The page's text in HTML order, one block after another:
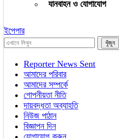
যানবাহন ও যোগাযোগ
ইপেপার
Reporter News Sent
আমাদের পরিবার
আমাদের সম্পর্কে
গোপনীয়তা নীতি
দায়বদ্ধতা অব্যাহতি
নিউজ পাঠান
বিজ্ঞাপন দিন